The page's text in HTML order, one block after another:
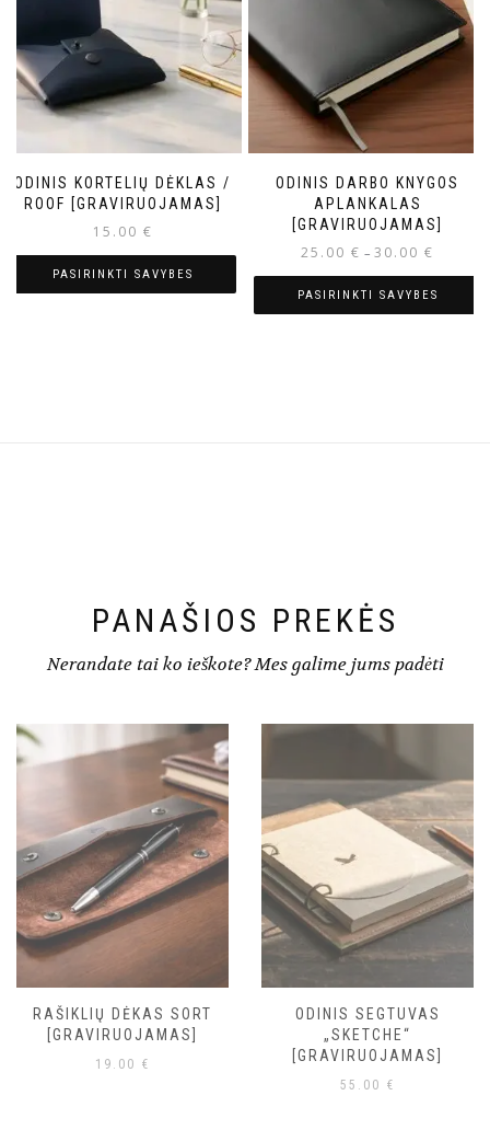
ODINIS KORTELIŲ DĖKLAS /
ROOF [GRAVIRUOJAMAS]
15.00 €
PASIRINKTI SAVYBES
ODINIS DARBO KNYGOS
APLANKALAS
[GRAVIRUOJAMAS]
25.00 € – 30.00 €
PASIRINKTI SAVYBES
PANAŠIOS PREKĖS
Nerandate tai ko ieškote? Mes galime jums padėti
RAŠIKLIŲ DĖKAS SORT
[GRAVIRUOJAMAS]
19.00 €
ODINIS SEGTUVAS
„SKETCHE“
[GRAVIRUOJAMAS]
55.00 €